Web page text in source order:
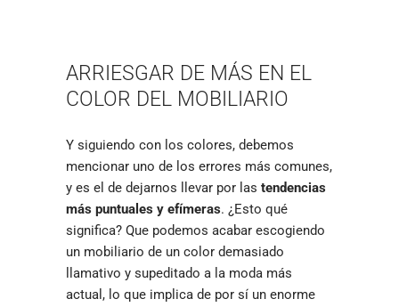
ARRIESGAR DE MÁS EN EL
COLOR DEL MOBILIARIO
Y siguiendo con los colores, debemos
mencionar uno de los errores más comunes,
y es el de dejarnos llevar por las tendencias
más puntuales y efímeras. ¿Esto qué
significa? Que podemos acabar escogiendo
un mobiliario de un color demasiado
llamativo y supeditado a la moda más
actual, lo que implica de por sí un enorme